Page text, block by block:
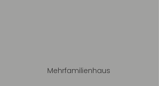
Mehrfamilienhaus